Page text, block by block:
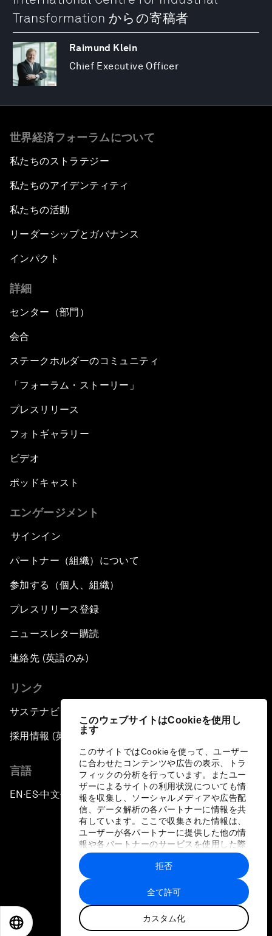
このウェブサイトはCookieを使用し
ます
このサイトではCookieを使って、ユーザー
に合わせたコンテンツや広告の表示、トラ
フィックの分析を行っています。またユー
ザーによるサイトの利用状況についても情
報を収集し、ソーシャルメディアや広告配
信、データ解析の各パートナーに情報を共
有しています。ここで収集された情報は、
ユーザーが各パートナーに提供した他の情
報や各パートナーのサービスを使用した際
に収集された情報と組み合わされ、各パー
トナーによって使用されることがありま
す。
全て許可
カスタム化
拒否
Transformation からの寄稿者
Raimund Klein
Chief Executive Officer
世界経済フォーラムについて
私たちのストラテジー
私たちのアイデンティティ
私たちの活動
リーダーシップとガバナンス
インパクト
詳細
センター（部門）
会合
ステークホルダーのコミュニティ
「フォーラム・ストーリー」
プレスリリース
フォトギャラリー
ビデオ
ポッドキャスト
エンゲージメント
サインイン
パートナー（組織）について
参加する（個人、組織）
プレスリリース登録
ニュースレター購読
連絡先 (英語のみ)
リンク
サステナビリティへの取り組み
採用情報 (英語のみ)
言語
EN ▪ ES▪中文▪ 日本語
プライバシーポリシーと利用規約
サイトマップ
©
世界経済フォーラム